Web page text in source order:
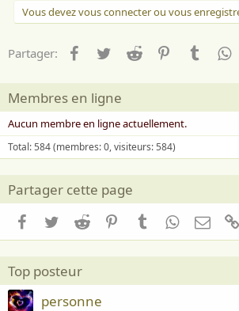
Vous devez vous connecter ou vous
Partager: Facebook
TwitterReddit PinterestTumblr
Membres en ligne
Aucun membre en ligne actuellement.
Total: 584 (membres: 0, visiteurs: 584)
Partager cette page
Facebook
TwitterReddit PinterestTumblrWhatsApp
Email
Top posteur
personne